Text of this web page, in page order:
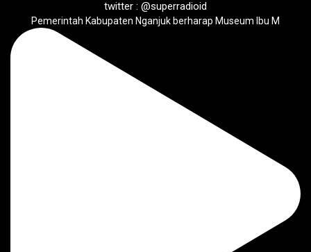
twitter : @superradioid
Pemerintah Kabupaten Nganjuk berharap Museum Ibu M